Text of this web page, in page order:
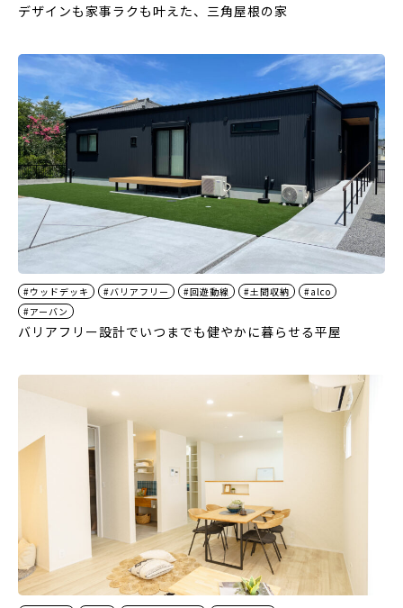
デザインも家事ラクも叶えた、三角屋根の家
#ウッドデッキ #バリアフリー #回遊動線 #土間収納
#alco
#アーバン
バリアフリー設計でいつまでも健やかに暮らせる平屋